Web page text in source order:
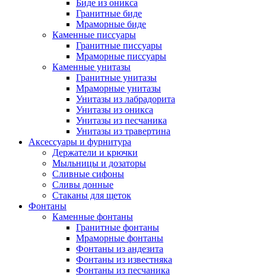
Биде из оникса
Гранитные биде
Мраморные биде
Каменные писсуары
Гранитные писсуары
Мраморные писсуары
Каменные унитазы
Гранитные унитазы
Мраморные унитазы
Унитазы из лабрадорита
Унитазы из оникса
Унитазы из песчаника
Унитазы из травертина
Аксессуары и фурнитура
Держатели и крючки
Мыльницы и дозаторы
Сливные сифоны
Сливы донные
Стаканы для щеток
Фонтаны
Каменные фонтаны
Гранитные фонтаны
Мраморные фонтаны
Фонтаны из андезита
Фонтаны из известняка
Фонтаны из песчаника